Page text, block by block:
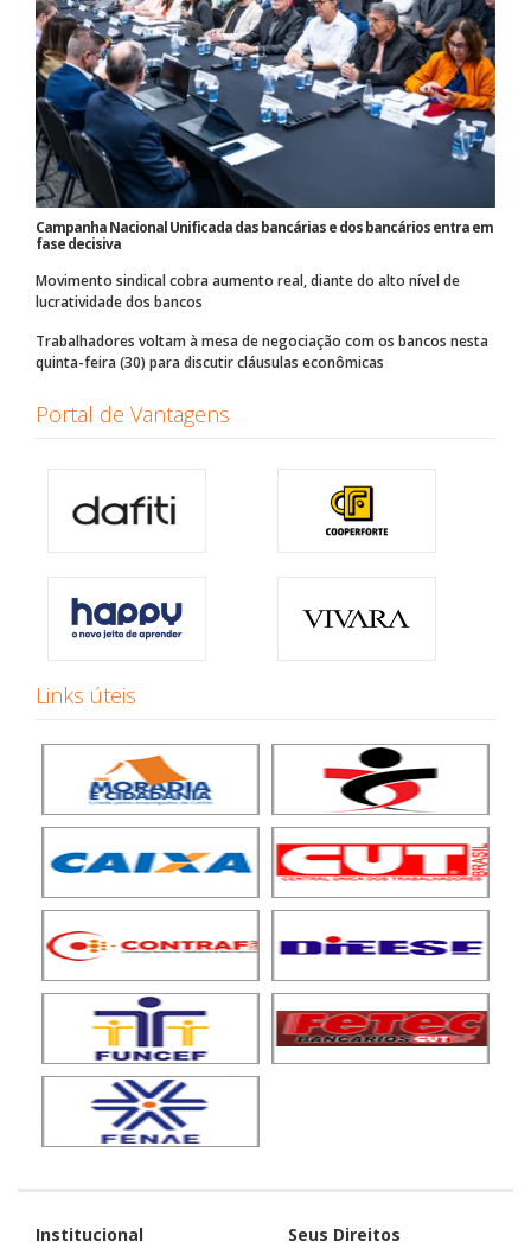
Campanha Nacional Unificada das bancárias e dos bancários entra em
fase decisiva
Movimento sindical cobra aumento real, diante do alto nível de
lucratividade dos bancos
Trabalhadores voltam à mesa de negociação com os bancos nesta
quinta-feira (30) para discutir cláusulas econômicas
Portal de Vantagens
Links úteis
Institucional Seus Direitos